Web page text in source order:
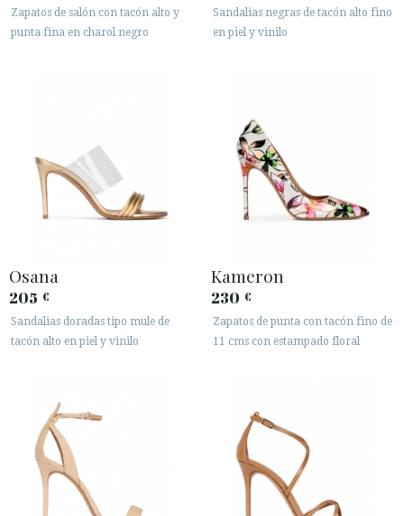
Zapatos de salón con tacón alto y
punta fina en charol negro
Sandalias negras de tacón alto fino
en piel y vinilo
Osana
205 €
Sandalias doradas tipo mule de
tacón alto en piel y vinilo
Kameron
230 €
Zapatos de punta con tacón fino de
11 cms con estampado floral